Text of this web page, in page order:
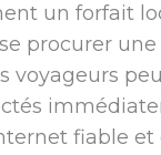
un forfait
procurer une
voyageurs
fiable